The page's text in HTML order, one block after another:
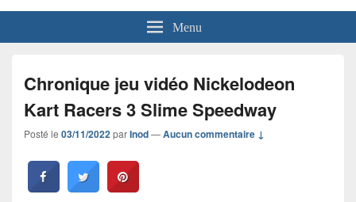
Menu
Chronique jeu vidéo Nickelodeon
Kart Racers 3 Slime Speedway
Posté le 03/11/2022parInod—Aucun commentaire ↓